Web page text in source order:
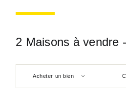
2 Maisons à vendre
Acheter un bien